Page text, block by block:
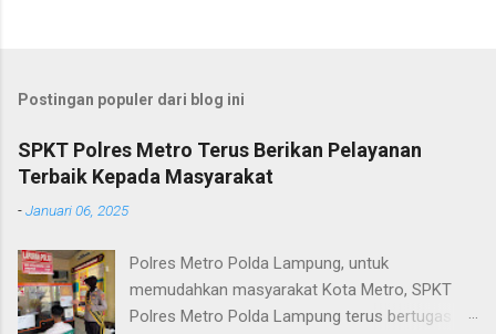
Postingan populer dari blog ini
SPKT Polres Metro Terus Berikan Pelayanan
Terbaik Kepada Masyarakat
-Januari 06, 2025
Polres Metro Polda Lampung, untuk
memudahkan masyarakat Kota Metro, SPKT
Polres Metro Polda Lampung terus bertugas